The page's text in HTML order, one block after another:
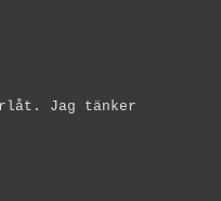
Jag tänker